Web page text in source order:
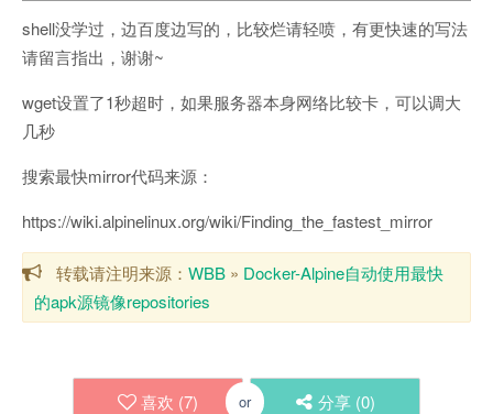
shell没学过，边百度边写的，比较烂请轻喷，有更快速的写法
请留言指出，谢谢~
wget设置了1秒超时，如果服务器本身网络比较卡，可以调大
几秒
搜索最快mirror代码来源：
https://wiki.alpinelinux.org/wiki/Finding_the_fastest_mirror
转载请注明来源： WBB » Docker-Alpine自动使用最快
的apk源镜像repositories
喜欢 (7) or 分享 (0)